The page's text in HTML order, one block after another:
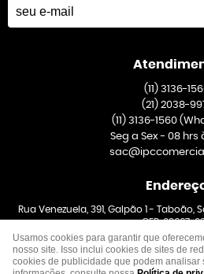
(11)3136-
(21) 2038-
(11)3136-1560
Seg a Sex - 08 hrs
Rua Venezuela, 391, Galpão 1 - Taboão,
CEP: 09667-
Usamos cookies para garantir que
nosso site. Isso inclui cookies de sites de
cookies de publicidade que podem analisar